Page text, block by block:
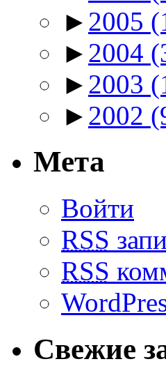
► 2005
► 2004
► 2003
► 2002
Мета
Войти
RSS
RSS
Свежие